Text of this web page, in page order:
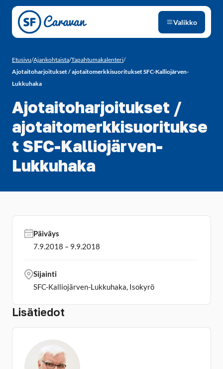
Siirry sivun sisältöön
Valikko
Etusivu/Ajankohtaista/Tapahtumakalenteri/
Ajotaitoharjoitukset / ajotaitomerkkisuoritukset SFC-Kalliojärven-
Lukkuhaka
Ajotaitoharjoitukset /
ajotaitomerkkisuoritukse
t SFC-Kalliojärven-
Lukkuhaka
Lisätiedot
Päiväys
7.9.2018 – 9.9.2018
Sijainti
SFC-Kalliojärven-Lukkuhaka, Isokyrö